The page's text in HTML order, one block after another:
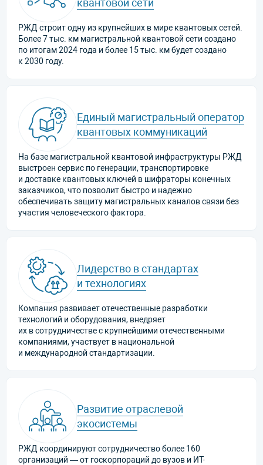
квантовой сети
РЖД строит одну из крупнейших в мире квантовых сетей.
Более 7 тыс. км магистральной квантовой сети создано
по итогам 2024 года и более 15 тыс. км будет создано
к 2030 году.
Единый магистральный оператор
квантовых коммуникаций
На базе магистральной квантовой инфраструктуры РЖД
выстроен сервис по генерации, транспортировке
и доставке квантовых ключей в шифраторы конечных
заказчиков, что позволит быстро и надежно
обеспечивать защиту магистральных каналов связи без
участия человеческого фактора.
Лидерство в стандартах
и технологиях
Компания развивает отечественные разработки
технологий и оборудования, внедряет
их в сотрудничестве с крупнейшими отечественными
компаниями, участвует в национальной
и международной стандартизации.
Развитие отраслевой
экосистемы
РЖД координируют сотрудничество более 160
организаций — от госкорпораций до вузов и ИТ-